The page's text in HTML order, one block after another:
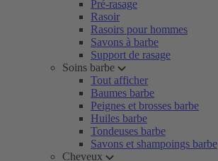
Pré-rasage
Rasoir
Rasoirs pour hommes
Savons à barbe
Support de rasage
Soins barbe
Tout afficher
Baumes barbe
Peignes et brosses barbe
Huiles barbe
Tondeuses barbe
Savons et shampoings barbe
Cheveux